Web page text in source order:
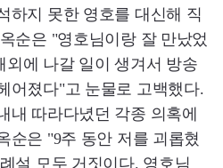
하지 못한 영호를 대신해 직
순은 "영호님이랑 잘 만났었
외에 나갈 일이 생겨서 방송
어졌다"고 눈물로 고백했다.
내 따라다녔던 각종 의혹에
순은 "9주 동안 저를 괴롭혔
설 모두 거짓이다. 영호님